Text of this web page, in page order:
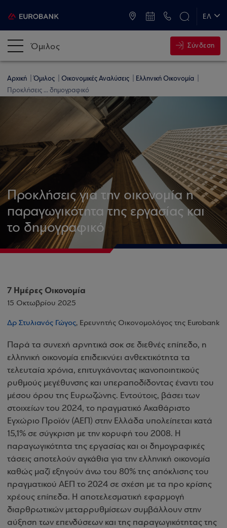
ΕΛ
Όμιλος Σύνδεση
Αρχική Όμιλος Οικονομικές Αναλύσεις
Ελληνική Οικονομία
Προκλήσεις ... δημογραφικό
Προκλήσεις για την οικονομία η
παραγωγικότητα της εργασίας και
το δημογραφικό
7 Ημέρες Οικονομία
15 Οκτωβρίου 2025
Δρ Στυλιανός Γώγος, Ερευνητής Οικονομολόγος της Eurobank
Παρά τα συνεχή αρνητικά σοκ σε διεθνές επίπεδο, η
ελληνική οικονομία επιδεικνύει ανθεκτικότητα τα
τελευταία χρόνια, επιτυγχάνοντας ικανοποιητικούς
ρυθμούς μεγέθυνσης και υπεραποδίδοντας έναντι του
μέσου όρου της Ευρωζώνης. Εντούτοις, βάσει των
στοιχείων του 2024, το πραγματικό Ακαθάριστο
Εγχώριο Προϊόν (ΑΕΠ) στην Ελλάδα υπολείπεται κατά
15,1% σε σύγκριση με την κορυφή του 2008. Η
παραγωγικότητα της εργασίας και οι δημογραφικές
τάσεις αποτελούν αγκάθια για την ελληνική οικονομία
καθώς μαζί εξηγούν άνω του 80% της απόκλισης του
πραγματικού ΑΕΠ το 2024 σε σχέση με τα προ κρίσης
χρέους επίπεδα. Η αποτελεσματική εφαρμογή
διαρθρωτικών μεταρρυθμίσεων συμβάλλουν στην
αύξηση των επενδύσεων και της παραγωγικότητας της